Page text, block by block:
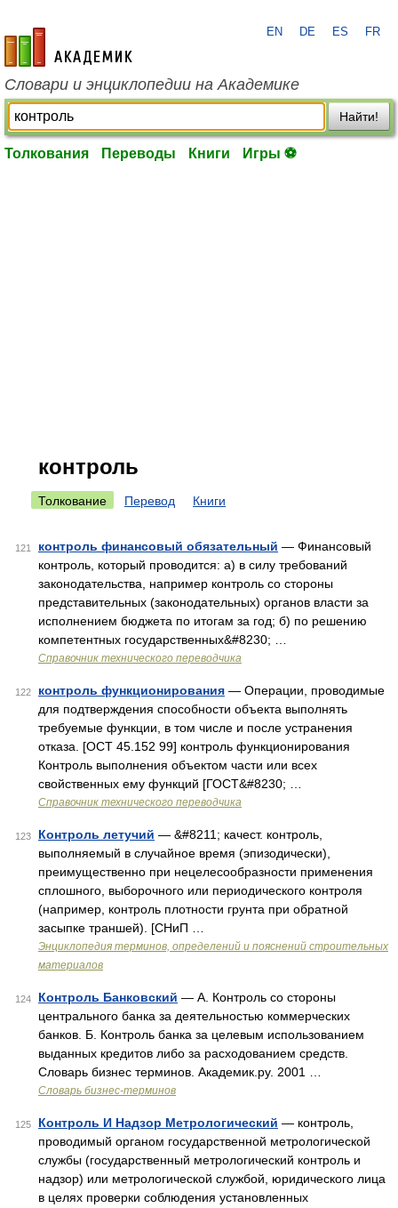
academic.ru
EN DE ES FR
Словари и энциклопедии на Академике
Найти!
Толкования Переводы Книги Игры ⚽
контроль
Толкование Перевод Книги
121 контроль финансовый обязательный — Финансовый
контроль, который проводится: а) в силу требований
законодательства, например контроль со стороны
представительных (законодательных) органов власти за
исполнением бюджета по итогам за год; б) по решению
компетентных государственных&#8230; …
Справочник технического переводчика
122 контроль функционирования — Операции, проводимые
для подтверждения способности объекта выполнять
требуемые функции, в том числе и после устранения
отказа. [ОСТ 45.152 99] контроль функционирования
Контроль выполнения объектом части или всех
свойственных ему функций [ГОСТ&#8230; …
Справочник технического переводчика
123 Контроль летучий — &#8211; качест. контроль,
выполняемый в случайное время (эпизодически),
преимущественно при нецелесообразности применения
сплошного, выборочного или периодического контроля
(например, контроль плотности грунта при обратной
засыпке траншей). [СНиП …
Энциклопедия терминов, определений и пояснений строительных
материалов
124 Контроль Банковский — А. Контроль со стороны
центрального банка за деятельностью коммерческих
банков. Б. Контроль банка за целевым использованием
выданных кредитов либо за расходованием средств.
Словарь бизнес терминов. Академик.ру. 2001 …
Словарь бизнес-терминов
125 Контроль И Надзор Метрологический — контроль,
проводимый органом государственной метрологической
службы (государственный метрологический контроль и
надзор) или метрологической службой, юридического лица
в целях проверки соблюдения установленных